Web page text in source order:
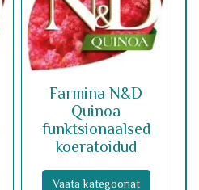
Farmina N&D
Quinoa
funktsionaalsed
koeratoidud
Vaata kategooriat